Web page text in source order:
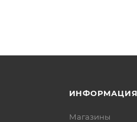
ИНФОРМАЦИЯ
Магазины